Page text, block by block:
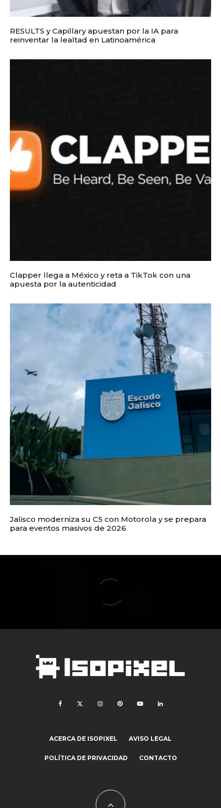
RESULTS y Capillary apuestan por la IA para
reinventar la lealtad en Latinoamérica
Clapper llega a México y reta a TikTok con una
apuesta por la autenticidad
Jalisco moderniza su C5 con Motorola y se prepara
para eventos masivos de 2026
ACERCA DE ISOPIXEL AVISO LEGAL
POLÍTICA DE PRIVACIDAD CONTACTO